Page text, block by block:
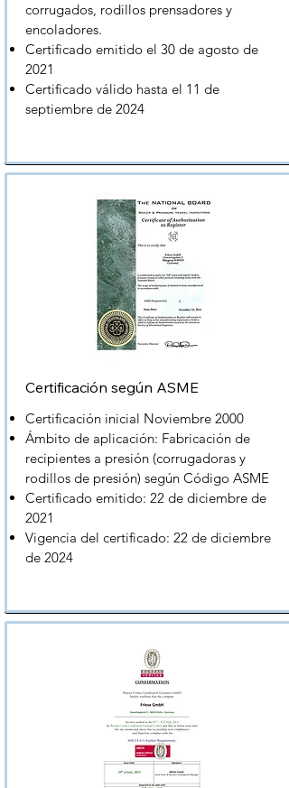
corrugados, rodillos prensadores y
encoladores.
Certificado emitido el 30 de agosto de
2021
Certificado válido hasta el 11 de
septiembre de 2024
Certificación según ASME
Certificación inicial Noviembre 2000
Ámbito de aplicación: Fabricación de
recipientes a presión (corrugadoras y
rodillos de presión) según Código ASME
Certificado emitido: 22 de diciembre de
2021
Vigencia del certificado: 22 de diciembre
de 2024